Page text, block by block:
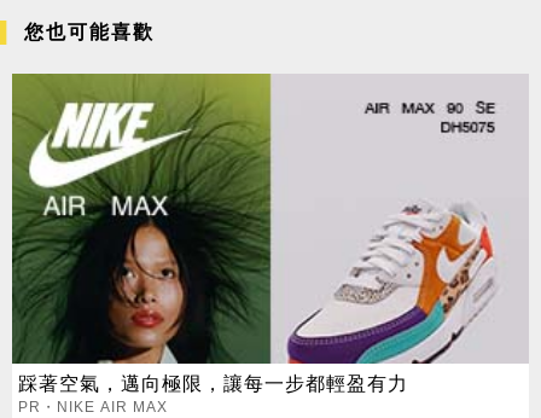
您也可能喜歡
踩著空氣，邁向極限，讓每一步都輕盈有力
PR・NIKE AIR MAX